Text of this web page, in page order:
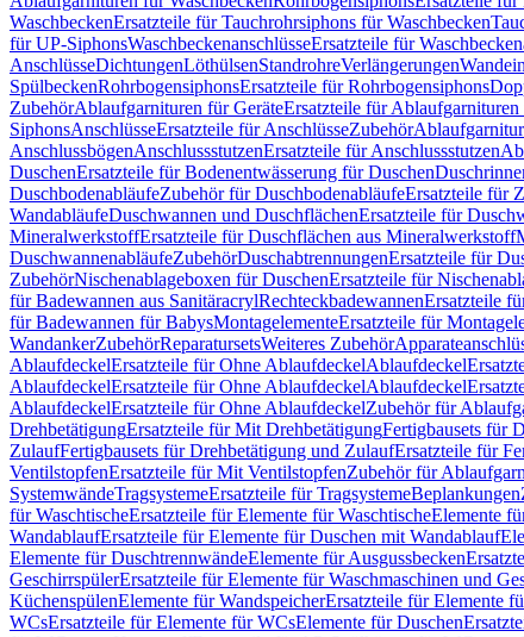
WaschbeckenErsatzteile für Tauchrohrsiphons für Waschbecken
für UP-SiphonsWaschbeckenanschlüsseErsatzteile für
AnschlüsseDichtungenLöthülsenStandrohreVerlängerungen
SpülbeckenRohrbogensiphonsErsatzteile für Rohrbogensiphons
ZubehörAblaufgarnituren für GeräteErsatzteile für Ablaufgarnituren
SiphonsAnschlüsseErsatzteile für AnschlüsseZubehör
AnschlussbögenAnschlussstutzenErsatzteile für Anschlussstutzen
DuschenErsatzteile für Bodenentwässerung für Duschen
DuschbodenabläufeZubehör für DuschbodenabläufeErsatzteile für
WandabläufeDuschwannen und DuschflächenErsatzteile für
MineralwerkstoffErsatzteile für Duschflächen aus Mineralwerkstoff
DuschwannenabläufeZubehörDuschabtrennungenErsatzteile für
ZubehörNischenablageboxen für DuschenErsatzteile für
für Badewannen aus SanitäracrylRechteckbadewannenErsatzteile
für Badewannen für BabysMontagelementeErsatzteile für
WandankerZubehörReparatursetsWeiteres Zubehör
AblaufdeckelErsatzteile für Ohne AblaufdeckelAblaufdeckel
AblaufdeckelErsatzteile für Ohne AblaufdeckelAblaufdeckel
AblaufdeckelErsatzteile für Ohne AblaufdeckelZubehör für
DrehbetätigungErsatzteile für Mit DrehbetätigungFertigbausets für
ZulaufFertigbausets für Drehbetätigung und ZulaufErsatzteile für
VentilstopfenErsatzteile für Mit VentilstopfenZubehör für
SystemwändeTragsystemeErsatzteile für TragsystemeBeplankungen
für WaschtischeErsatzteile für Elemente für WaschtischeElemente
WandablaufErsatzteile für Elemente für Duschen mit Wandablauf
Elemente für DuschtrennwändeElemente für Ausgussbecken
GeschirrspülerErsatzteile für Elemente für Waschmaschinen und
KüchenspülenElemente für WandspeicherErsatzteile für Elemente
WCsErsatzteile für Elemente für WCsElemente für Duschen